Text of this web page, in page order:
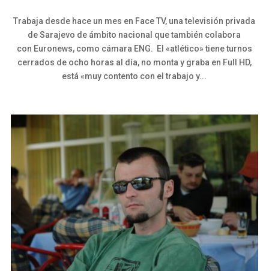
Trabaja desde hace un mes en Face TV, una televisión privada
de Sarajevo de ámbito nacional que también colabora
con Euronews, como cámara ENG. El «atlético» tiene turnos
cerrados de ocho horas al día, no monta y graba en Full HD,
está «muy contento con el trabajo y...